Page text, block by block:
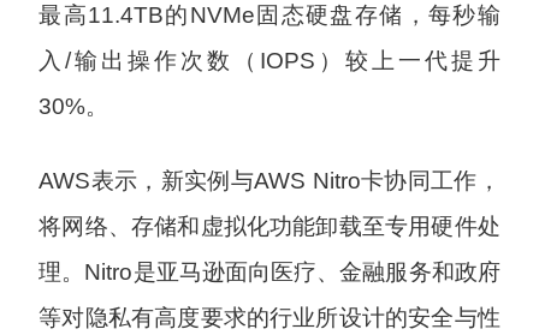
最高11.4TB的NVMe固态硬盘存储，每秒输
入/输出操作次数（IOPS）较上一代提升
30%。
AWS表示，新实例与AWS Nitro卡协同工作，
将网络、存储和虚拟化功能卸载至专用硬件处
理。Nitro是亚马逊面向医疗、金融服务和政府
等对隐私有高度要求的行业所设计的安全与性